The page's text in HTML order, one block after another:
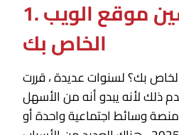
1. بناء وتحسين موقع الويب
الخاص بك
بك؟ لسنوات عديدة ، قررت
ذلك لأنه يبدو أنه من الأسهل
وسائط اجتماعية واحدة أو